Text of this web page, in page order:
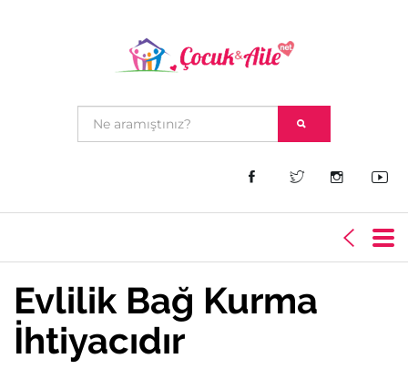
Evlilik Bağ Kurma
İhtiyacıdır